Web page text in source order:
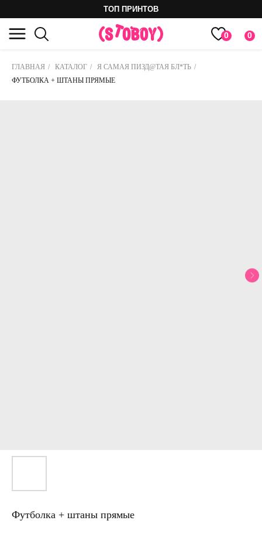
0
0
ТОП ПРИНТОВ
ГЛАВНАЯ / КАТАЛОГ / Я САМАЯ ПИЗД@ТАЯ БЛ*ТЬ /
ФУТБОЛКА + ШТАНЫ ПРЯМЫЕ
Футболка + штаны прямые